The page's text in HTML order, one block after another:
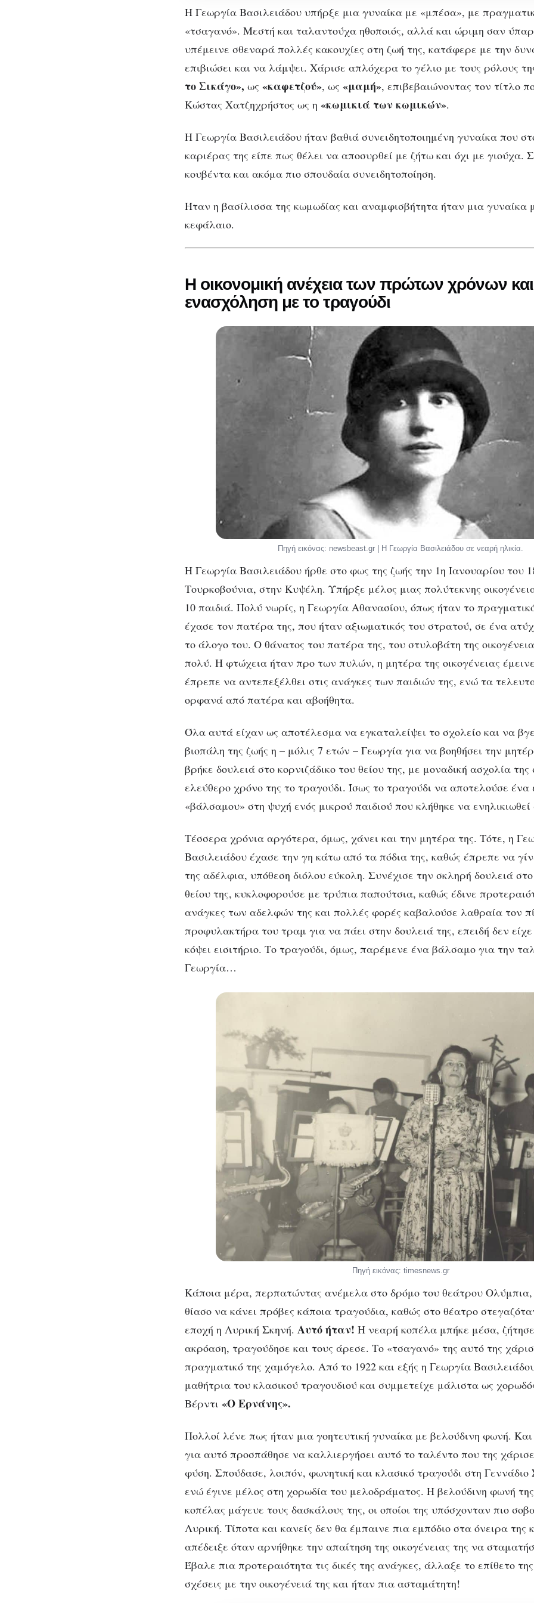
ΑΦΙΕΡΏΜΑΤΑ ΚΑΛΛΙΤΈΧΝΕΣ
Γεωργία Βασιλειάδου:
φύγω με ζήτω και όχι με
φύγω
με
ζήτω
και
όχι
γιούχα»
Η Γεωργία Βασιλειάδου υπήρξε μια γυναίκα με «μπέσα», με
«τσαγανό». Μεστή και ταλαντούχα ηθοποιός, αλλά και ώριμη σαν
υπέμεινε σθεναρά πολλές κακουχίες στη ζωή της, κατάφερε με την
επιβιώσει και να λάμψει. Χάρισε απλόχερα το γέλιο με τους ρόλους
το Σικάγο», ως «καφετζού», ως «μαμή», επιβεβαιώνοντας τον τίτλο
Κώστας Χατζηχρήστος ως η «κωμικιά των κωμικών».
Η Γεωργία Βασιλειάδου ήταν βαθιά συνειδητοποιημένη γυναίκα που
καριέρας της είπε πως θέλει να αποσυρθεί με ζήτω και όχι με γιούχα.
κουβέντα και ακόμα πιο σπουδαία συνειδητοποίηση.
Ήταν η βασίλισσα της κωμωδίας και αναμφισβήτητα ήταν μια γυναίκα
κεφάλαιο.
Η οικονομική ανέχεια των πρώτων χρόνων
ενασχόληση με το τραγούδι
Πηγή εικόνας: newsbeast.gr | Η Γεωργία Βασιλειάδου σε νεαρή ηλικία.
Η Γεωργία Βασιλειάδου ήρθε στο φως της ζωής την 1η Ιανουαρίου του
Τουρκοβούνια, στην Κυψέλη. Υπήρξε μέλος μιας πολύτεκνης
10 παιδιά. Πολύ νωρίς, η Γεωργία Αθανασίου, όπως ήταν το
έχασε τον πατέρα της, που ήταν αξιωματικός του στρατού, σε ένα
το άλογο του. Ο θάνατος του πατέρα της, του στυλοβάτη της
πολύ. Η φτώχεια ήταν προ των πυλών, η μητέρα της οικογένειας
έπρεπε να αντεπεξέλθει στις ανάγκες των παιδιών της, ενώ τα
ορφανά από πατέρα και αβοήθητα.
Όλα αυτά είχαν ως αποτέλεσμα να εγκαταλείψει το σχολείο και να
βιοπάλη της ζωής η – μόλις 7 ετών – Γεωργία για να βοηθήσει την
βρήκε δουλειά στο κορνιζάδικο του θείου της, με μοναδική ασχολία
ελεύθερο χρόνο της το τραγούδι. Ίσως το τραγούδι να αποτελούσε ένα
«βάλσαμου» στη ψυχή ενός μικρού παιδιού που κλήθηκε να
Τέσσερα χρόνια αργότερα, όμως, χάνει και την μητέρα της. Τότε, η
Βασιλειάδου έχασε την γη κάτω από τα πόδια της, καθώς έπρεπε να
της αδέλφια, υπόθεση διόλου εύκολη. Συνέχισε την σκληρή δουλειά
θείου της, κυκλοφορούσε με τρύπια παπούτσια, καθώς έδινε
ανάγκες των αδελφών της και πολλές φορές καβαλούσε λαθραία τον
προφυλακτήρα του τραμ για να πάει στην δουλειά της, επειδή δεν
κόψει εισιτήριο. Το τραγούδι, όμως, παρέμενε ένα βάλσαμο για την
Γεωργία…
Πηγή εικόνας: timesnews.gr
Κάποια μέρα, περπατώντας ανέμελα στο δρόμο του θεάτρου Ολύμπια,
θίασο να κάνει πρόβες κάποια τραγούδια, καθώς στο θέατρο
εποχή η Λυρική Σκηνή. Αυτό ήταν! Η νεαρή κοπέλα μπήκε μέσα,
ακρόαση, τραγούδησε και τους άρεσε. Το «τσαγανό» της αυτό της
πραγματικό της χαμόγελο. Από το 1922 και εξής η Γεωργία
μαθήτρια του κλασικού τραγουδιού και συμμετείχε μάλιστα ως
Βέρντι «Ο Ερνάνης».
Πολλοί λένε πως ήταν μια γοητευτική γυναίκα με βελούδινη φωνή. Και
για αυτό προσπάθησε να καλλιεργήσει αυτό το ταλέντο που της
φύση. Σπούδασε, λοιπόν, φωνητική και κλασικό τραγούδι στη Γεννάδιο
ενώ έγινε μέλος στη χορωδία του μελοδράματος. Η βελούδινη φωνή της
κοπέλας μάγευε τους δασκάλους της, οι οποίοι της υπόσχονταν πιο
Λυρική. Τίποτα και κανείς δεν θα έμπαινε πια εμπόδιο στα όνειρα της
απέδειξε όταν αρνήθηκε την απαίτηση της οικογένειας της να
Έβαλε πια προτεραιότητα τις δικές της ανάγκες, άλλαξε το επίθετο
σχέσεις με την οικογένειά της και ήταν πια ασταμάτητη!